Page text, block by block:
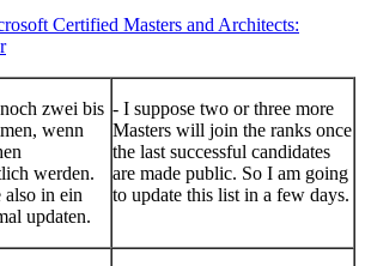
Certified Masters and Architects:
zwei bis
wenn
werden.
also in ein
updaten.
- I suppose two or three more
Masters will join the ranks once
the last successful candidates
are made public. So I am going
to update this list in a few days.